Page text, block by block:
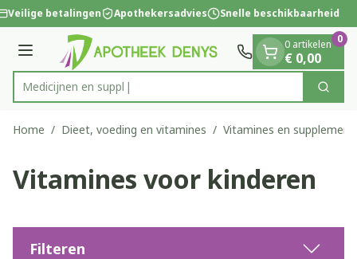
Ga naar de inhoud
1 van 1
Veilige betalingen Apothekersadvies Snelle beschikbaarheid
Menu
Product, merk, categorie... Zoek
0 artikelen
€ 0,00
0
Home / Dieet, voeding en vitamines / Vitamines en
Vitamines voor kinderen
Filteren